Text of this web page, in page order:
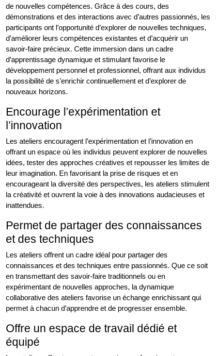
de nouvelles compétences. Grâce à des cours, des
démonstrations et des interactions avec d’autres passionnés, les
participants ont l’opportunité d’explorer de nouvelles techniques,
d’améliorer leurs compétences existantes et d’acquérir un
savoir-faire précieux. Cette immersion dans un cadre
d’apprentissage dynamique et stimulant favorise le
développement personnel et professionnel, offrant aux individus
la possibilité de s’enrichir continuellement et d’explorer de
nouveaux horizons.
Encourage l’expérimentation et
l’innovation
Les ateliers encouragent l’expérimentation et l’innovation en
offrant un espace où les individus peuvent explorer de nouvelles
idées, tester des approches créatives et repousser les limites de
leur imagination. En favorisant la prise de risques et en
encourageant la diversité des perspectives, les ateliers stimulent
la créativité et ouvrent la voie à des innovations audacieuses et
inattendues.
Permet de partager des connaissances
et des techniques
Les ateliers offrent un cadre idéal pour partager des
connaissances et des techniques entre passionnés. Que ce soit
en transmettant des savoir-faire traditionnels ou en
expérimentant de nouvelles approches, la dynamique
collaborative des ateliers favorise un échange enrichissant qui
permet à chacun d’apprendre et de progresser ensemble.
Offre un espace de travail dédié et
équipé